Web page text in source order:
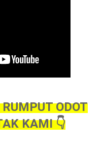
ODOT
KAMI 👇